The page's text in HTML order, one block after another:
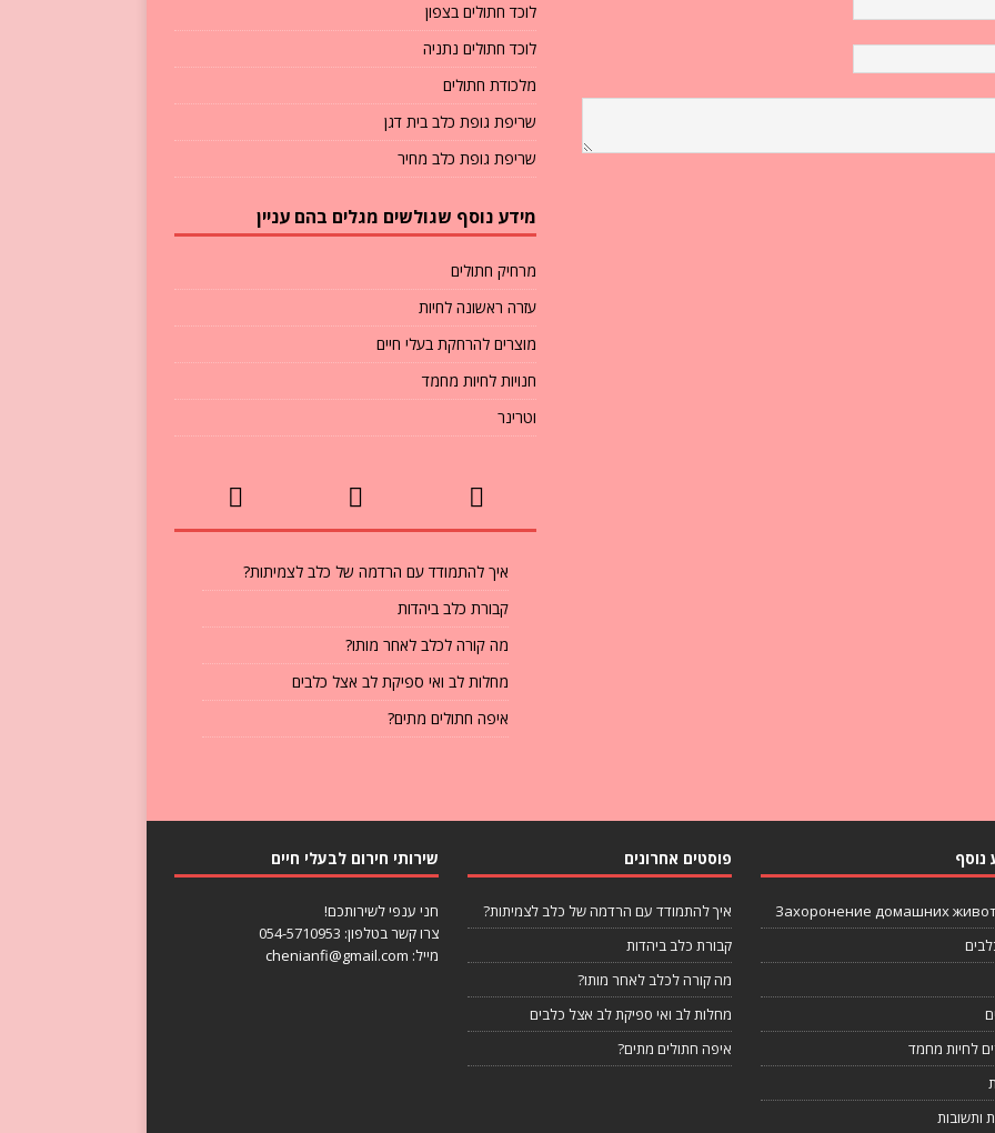
לוכד חתולים בצפון
לוכד חתולים נתניה
מלכודת חתולים
שריפת גופת כלב בית דגן
שריפת גופת כלב מחיר
מידע נוסף שגולשים מגלים בהם עניין
מרחיק חתולים
עזרה ראשונה לחיות
מוצרים להרחקת בעלי חיים
חנויות לחיות מחמד
וטרינר
איך להתמודד עם הרדמה של כלב לצמיתות?
קבורת כלב ביהדות
מה קורה לכלב לאחר מותו?
מחלות לב ואי ספיקת לב אצל כלבים
איפה חתולים מתים?
נוסף
Захоронение домашних
לחיות מחמד
ותשובות
פוסטים אחרונים
איך להתמודד עם הרדמה של כלב לצמיתות?
קבורת כלב ביהדות
מה קורה לכלב לאחר מותו?
מחלות לב ואי ספיקת לב אצל כלבים
איפה חתולים מתים?
שירותי חירום לבעלי חיים
חני ענפי לשירותכם!
צרו קשר בטלפון: 054-5710953
מייל: chenianfi@gmail.com